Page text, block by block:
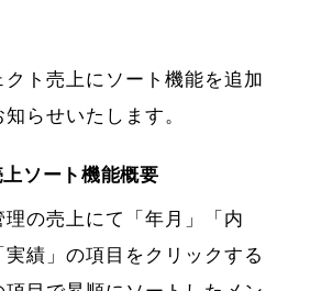
ト売上にソート機能を追加
らせいたします。
ソート機能概要
の売上にて「年月」「内
績」の項目をクリックする